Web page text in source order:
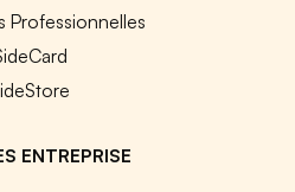
Professionnelles
ENTREPRISE